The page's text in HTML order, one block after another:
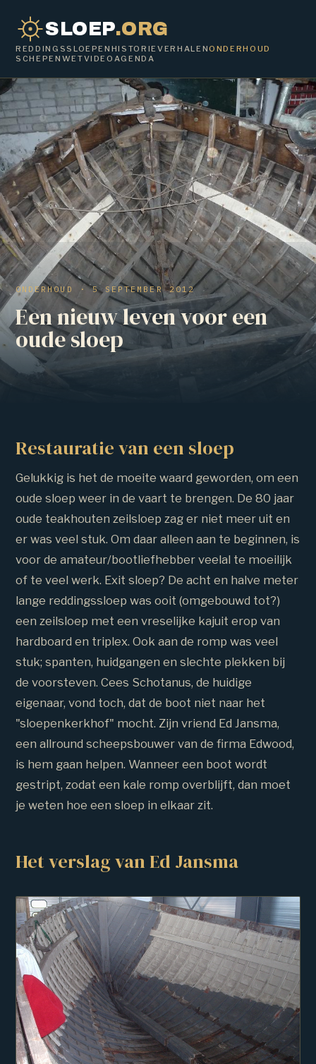
SLOEP.ORG
REDDINGSSLOEPEN HISTORIEVERHALENONDERHOUD
SCHEPENWETVIDEO AGENDA
ONDERHOUD · 5 SEPTEMBER 2012
Een nieuw leven voor een
oude sloep
Restauratie van een sloep
Gelukkig is het de moeite waard geworden, om een
oude sloep weer in de vaart te brengen. De 80 jaar
oude teakhouten zeilsloep zag er niet meer uit en
er was veel stuk. Om daar alleen aan te beginnen, is
voor de amateur/bootliefhebber veelal te moeilijk
of te veel werk. Exit sloep? De acht en halve meter
lange reddingssloep was ooit (omgebouwd tot?)
een zeilsloep met een vreselijke kajuit erop van
hardboard en triplex. Ook aan de romp was veel
stuk; spanten, huidgangen en slechte plekken bij
de voorsteven. Cees Schotanus, de huidige
eigenaar, vond toch, dat de boot niet naar het
"sloepenkerkhof" mocht. Zijn vriend Ed Jansma,
een allround scheepsbouwer van de firma Edwood,
is hem gaan helpen. Wanneer een boot wordt
gestript, zodat een kale romp overblijft, dan moet
je weten hoe een sloep in elkaar zit.
Het verslag van Ed Jansma